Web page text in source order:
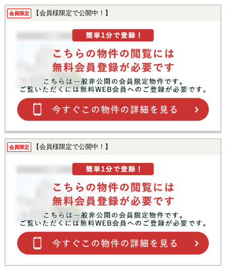
会員限定 【会員様限定で公開中！】
会員限定 【会員様限定で公開中！】